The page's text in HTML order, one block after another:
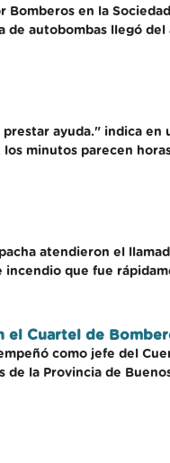
en la
autobombas llegó
ayuda." indica en
minutos parecen
atendieron el
incendio que fue
el Cuartel de
como jefe del
la Provincia de